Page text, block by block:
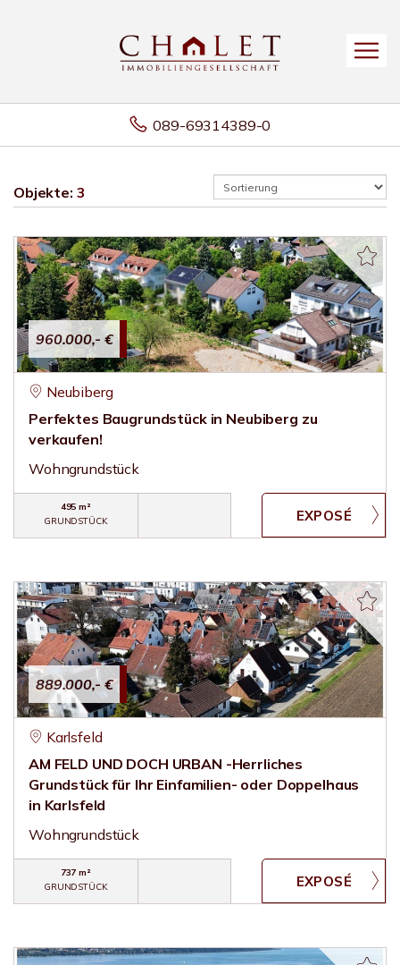
089-69314389-0
Objekte: 3
960.000,- €
Neubiberg
Perfektes Baugrundstück in Neubiberg zu
verkaufen!
Wohngrundstück
495 m²
GRUNDSTÜCK
889.000,- €
Karlsfeld
AM FELD UND DOCH URBAN -Herrliches
Grundstück für Ihr Einfamilien- oder Doppelhaus
in Karlsfeld
Wohngrundstück
737 m²
GRUNDSTÜCK